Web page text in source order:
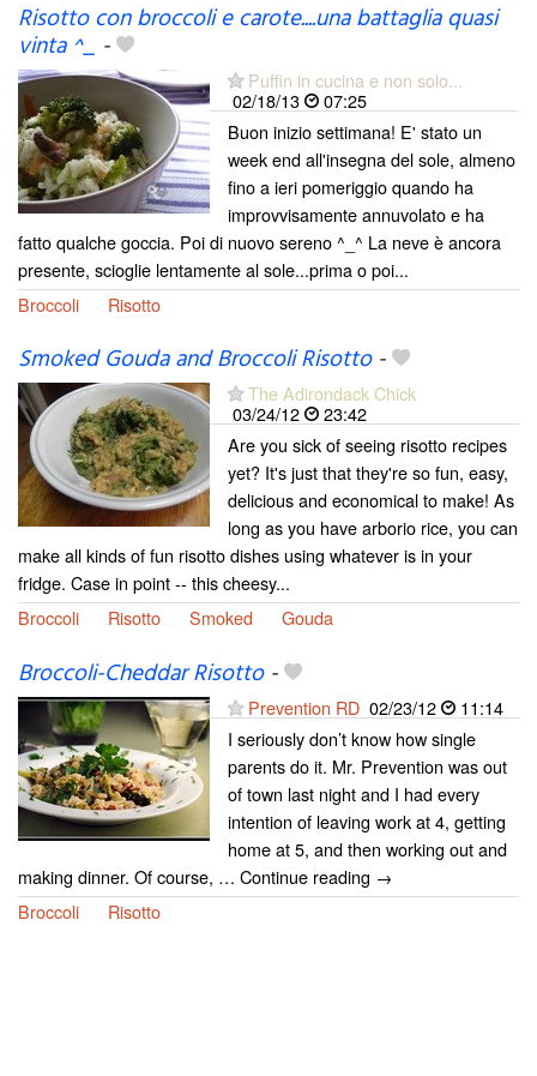
Risotto con broccoli e carote....una battaglia quasi
vinta ^_ -
Puffin in cucina e non solo...
02/18/13
07:25
Buon inizio settimana! E' stato un
week end all'insegna del sole, almeno
fino a ieri pomeriggio quando ha
improvvisamente annuvolato e ha
fatto qualche goccia. Poi di nuovo sereno ^_^ La neve è ancora
presente, scioglie lentamente al sole...prima o poi...
Broccoli
Risotto
Smoked Gouda and Broccoli Risotto-
The Adirondack Chick
03/24/12
23:42
Are you sick of seeing risotto recipes
yet? It's just that they're so fun, easy,
delicious and economical to make! As
long as you have arborio rice, you can
make all kinds of fun risotto dishes using whatever is in your
fridge. Case in point -- this cheesy...
Broccoli
Risotto Smoked Gouda
Broccoli-Cheddar Risotto-
Prevention RD 02/23/12
11:14
I seriously don’t know how single
parents do it. Mr. Prevention was out
of town last night and I had every
intention of leaving work at 4, getting
home at 5, and then working out and
making dinner. Of course, … Continue reading →
Broccoli
Risotto